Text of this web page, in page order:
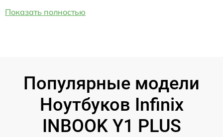
Показать полностью
Популярные модели
Ноутбуков Infinix
INBOOK Y1 PLUS